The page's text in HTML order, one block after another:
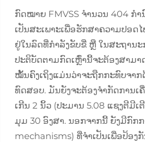
ກົດໝາຍ FMVSS ຈຳນວນ 404 ກ
ເປັນສະເພາະເພື່ອຮັກສາຄວາມປອດ
ຢູ່ໃນລົດທີ່ກຳລັງຂັບຂີ່ ຫຼື ໃນສະຖານ
ປະຕິບັດຕາມກົດເຫຼົ່ານີ້ຈະຕ້ອງສາມາ
ໝັ້ນຄົງເຖິງແມ່ນວ່າຈະຖືກກະທົບຈາ
ທົດສອບ. ມັນຍັງຈະຕ້ອງຈຳກັດການເ
ເກີນ 2 ນິ້ວ (ປະມານ 5.08 ແຊງຕີມີເ
ມຸມ 30 ອົງສາ. ນອກຈາກນີ້ ຍັງມີກົກ
mechanisms) ທີ່ຈຳເປັນເພື່ອປ້ອງ